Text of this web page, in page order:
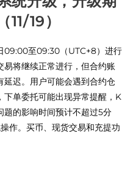
19）
09:00至09:30（UTC+8）进行
将继续正常进行，但合约账
延迟。用户可能会遇到合约仓
下单委托可能出现异常提醒，K
题的影响时间预计不超过5分
作。买币、现货交易和充提功